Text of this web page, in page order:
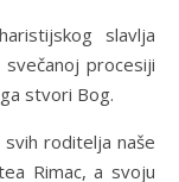
slavlja
procesiji
stvori Bog.
roditelja naše
Rimac, a svoju